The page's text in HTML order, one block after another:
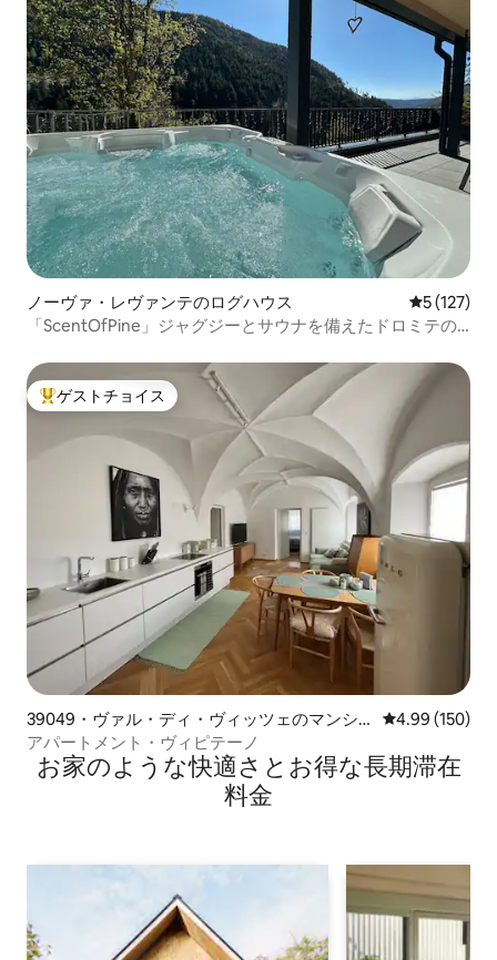
ノーヴァ・レヴァンテのログハウス レビュー
5 (127)
「ScentOfPine」ジャグジーとサウナを備えたドロミテの
大好評のゲストチョイスです。
ゲストチョイス
39049・ヴァル・ディ・ヴィッツェのマンシ
ョン・アパート
レビュー150
4.99 (150)
アパートメント・ヴィピテーノ
お家のような快⁠適⁠さ⁠とお⁠得⁠な長⁠期⁠滞⁠在
料⁠金